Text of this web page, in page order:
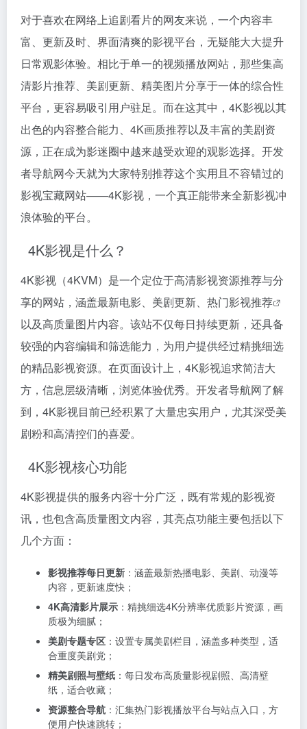
对于喜欢在网络上追剧看片的网友来说，一个内容丰
富、更新及时、界面清爽的影视平台，无疑能大大提升
日常观影体验。相比于单一的视频播放网站，那些集高
清影片推荐、美剧更新、精美图片分享于一体的综合性
平台，更容易吸引用户驻足。而在这其中，4K影视以其
出色的内容整合能力、4K画质推荐以及丰富的美剧资
源，正在成为影迷圈中越来越受欢迎的观影选择。开发
者导航网今天就为大家特别推荐这个实用且不容错过的
影视宝藏网站——4K影视，一个真正能带来全新影视冲
浪体验的平台。
4K影视是什么？
4K影视（4KVM）是一个定位于高清影视资源推荐与分
享的网站，涵盖最新电影、美剧更新、热门影视推荐
以及高质量图片内容。该站不仅每日持续更新，还具备
较强的内容编辑和筛选能力，为用户提供经过精挑细选
的精品影视资源。在页面设计上，4K影视追求简洁大
方，信息层级清晰，浏览体验优秀。开发者导航网了解
到，4K影视目前已经积累了大量忠实用户，尤其深受美
剧粉和高清控们的喜爱。
4K影视核心功能
4K影视提供的服务内容十分广泛，既有常规的影视资
讯，也包含高质量图文内容，其亮点功能主要包括以下
几个方面：
影视推荐每日更新 ：涵盖最新热播电影、美剧、动漫等
内容，更新速度快；
4K高清影片展示 ：精挑细选4K分辨率优质影片资源，画
质极为细腻；
美剧专题专区 ：设置专属美剧栏目，涵盖多种类型，适
合重度美剧党；
精美剧照与壁纸 ：每日发布高质量影视剧照、高清壁
纸，适合收藏；
资源整合导航 ：汇集热门影视播放平台与站点入口，方
便用户快速跳转；